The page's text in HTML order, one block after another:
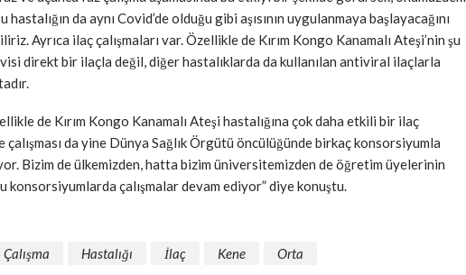
hastalığın da aynı Covid’de olduğu gibi aşısının uygulanmaya başlayacağını
Ayrıca ilaç çalışmaları var. Özellikle de Kırım Kongo Kanamalı Ateşi’nin şu
direkt bir ilaçla değil, diğer hastalıklarda da kullanılan antiviral ilaçlarla
de Kırım Kongo Kanamalı Ateşi hastalığına çok daha etkili bir ilaç
çalışması da yine Dünya Sağlık Örgütü öncülüğünde birkaç konsorsiyumla
Bizim de ülkemizden, hatta bizim üniversitemizden de öğretim üyelerinin
konsorsiyumlarda çalışmalar devam ediyor” diye konuştu.
Çalışma Hastalığı İlaç Kene Orta